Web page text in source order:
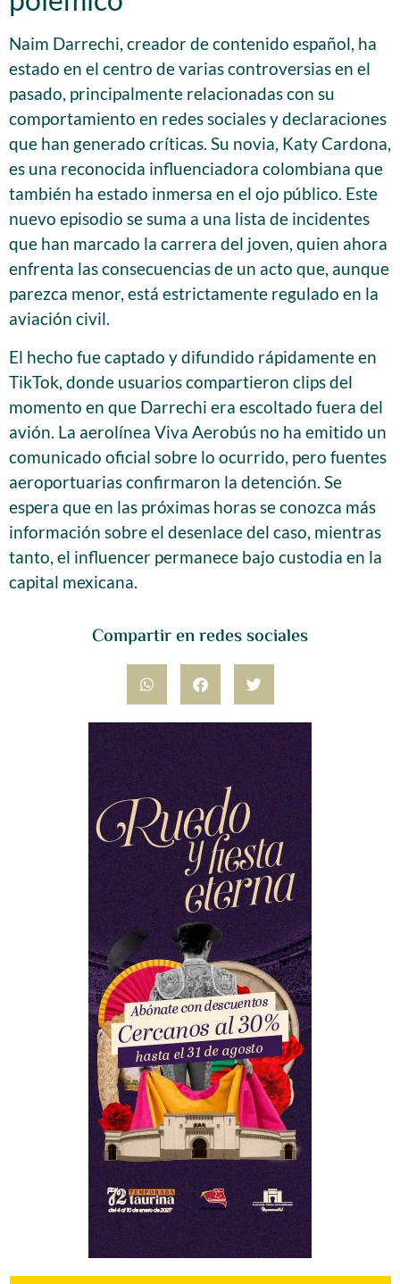
Compartir en redes sociales
Naim Darrechi, creador de contenido español, ha
estado en el centro de varias controversias en el
pasado, principalmente relacionadas con su
comportamiento en redes sociales y declaraciones
que han generado críticas. Su novia, Katy Cardona,
es una reconocida influenciadora colombiana que
también ha estado inmersa en el ojo público. Este
nuevo episodio se suma a una lista de incidentes
que han marcado la carrera del joven, quien ahora
enfrenta las consecuencias de un acto que, aunque
parezca menor, está estrictamente regulado en la
aviación civil.
El hecho fue captado y difundido rápidamente en
TikTok, donde usuarios compartieron clips del
momento en que Darrechi era escoltado fuera del
avión. La aerolínea Viva Aerobús no ha emitido un
comunicado oficial sobre lo ocurrido, pero fuentes
aeroportuarias confirmaron la detención. Se
espera que en las próximas horas se conozca más
información sobre el desenlace del caso, mientras
tanto, el influencer permanece bajo custodia en la
capital mexicana.